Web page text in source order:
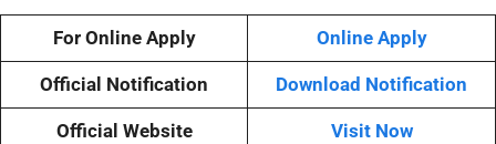
For Online Apply Online Apply
Official Notification Download Notification
Official Website Visit Now